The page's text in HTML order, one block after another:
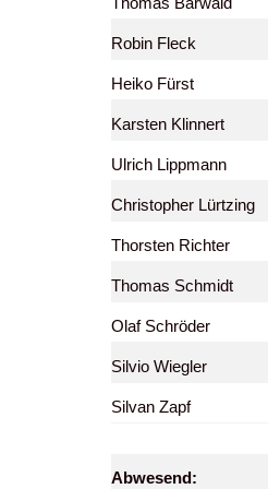
Robin Fleck
Heiko Fürst
Karsten Klinnert
Ulrich Lippmann
Christopher Lürtzing
Thorsten Richter
Thomas Schmidt
Olaf Schröder
Silvio Wiegler
Silvan Zapf
Abwesend: